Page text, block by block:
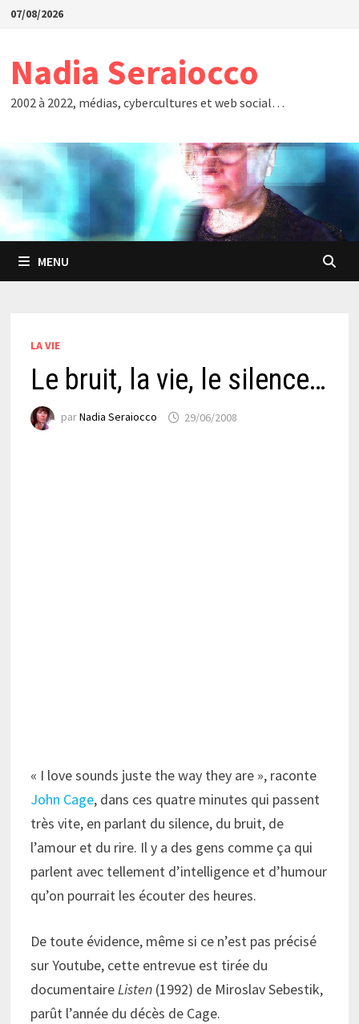
Passer
07/08/2026
Nadia Seraiocco
2002 à 2022, médias, cybercultures et web social…
MENU
LA VIE
Le bruit, la vie, le silence…
parNadia Seraiocco 29/06/2008
« I love sounds juste the way they are », raconte
John Cage, dans ces quatre minutes qui passent
très vite, en parlant du silence, du bruit, de
l’amour et du rire. Il y a des gens comme ça qui
parlent avec tellement d’intelligence et d’humour
qu’on pourrait les écouter des heures.
De toute évidence, même si ce n’est pas précisé
sur Youtube, cette entrevue est tirée du
documentaireListen(1992) deMiroslav Sebestik,
parût l’année du décès de Cage.